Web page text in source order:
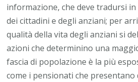
informazione, che deve tradursi
dei cittadini e degli anziani; per
qualità della vita degli anziani si
azioni che determinino una
fascia di popolazione è la più
come i pensionati che